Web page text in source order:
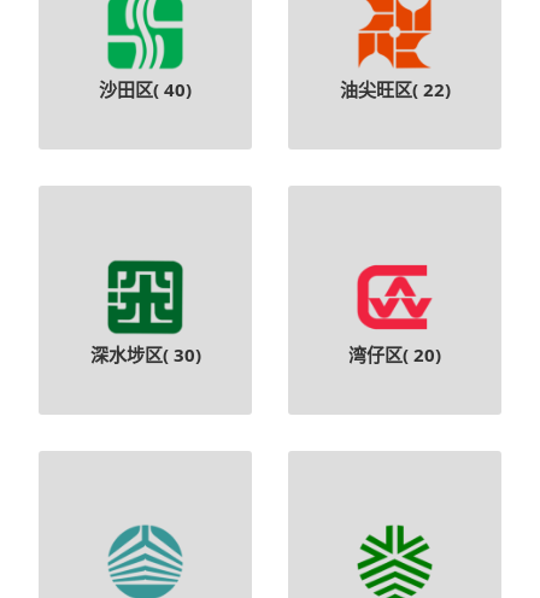
沙田区( 40) 油尖旺区( 22)
深水埗区( 30) 湾仔区( 20)